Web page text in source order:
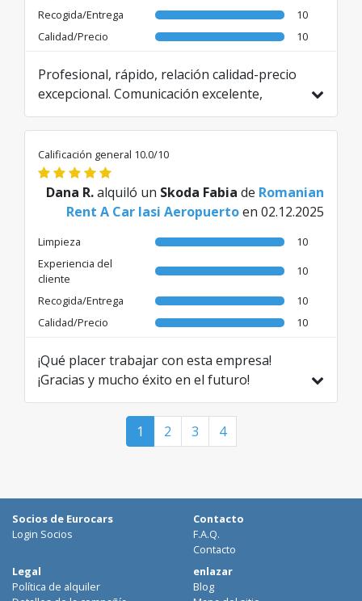
Recogida/Entrega
10
Calidad/Precio
10
Profesional, rápido, relación calidad-precio
excepcional. Comunicación excelente,
fuimos informados en cada paso. Entrega-
recepción rápida y sin problemas. Una
experiencia excepcional, ¡lo recomiendo
encarecidamente!
Traducido de RO por AI
Calificación general 10.0/10
Dana R.alquiló un Skoda Fabia de Romanian
Rent A Car Iasi Aeropuertoen 02.12.2025
Limpieza
10
Experiencia del
cliente
10
Recogida/Entrega
10
Calidad/Precio
10
¡Qué placer trabajar con esta empresa!
¡Gracias y mucho éxito en el futuro!
1 2 3 4
Socios de Eurocars
Login Socios
Contacto
F.A.Q.
Contacto
Legal
Política de alquiler
enlazar
Blog